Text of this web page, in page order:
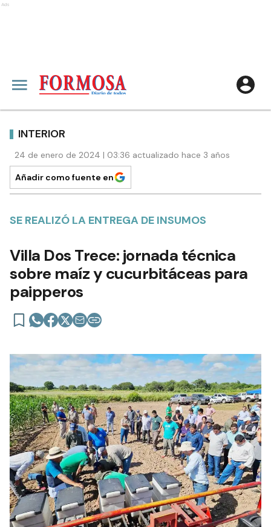
Ads
INTERIOR
24 de enero de 2024 | 03:36 actualizado hace 3 años
Añadir como fuente en
SE REALIZÓ LA ENTREGA DE INSUMOS
Villa Dos Trece: jornada técnica
sobre maíz y cucurbitáceas para
paipperos